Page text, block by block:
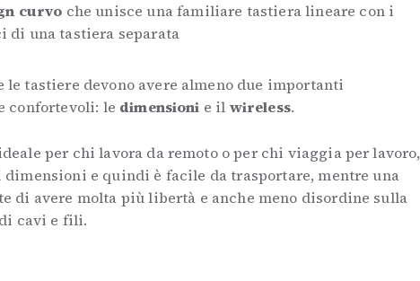
curvo che unisce una familiare tastiera lineare con i
di una tastiera separata
le tastiere devono avere almeno due importanti
confortevoli: le dimensioni e il wireless.
per chi lavora da remoto o per chi viaggia per lavoro,
e quindi è facile da trasportare, mentre una
di avere molta più libertà e anche meno disordine sulla
cavi e fili.